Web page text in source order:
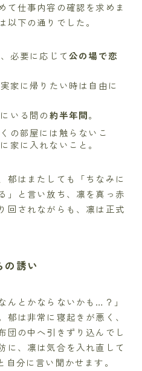
て仕事内容の確認を求めま
下の通りでした。
必要に応じて公の場で恋
家に帰りたい時は自由に
いる間の約半年間。
の部屋には触らないこ
家に入れないこと。
郁はまたしても「ちなみに
」と言い放ち、凛を真っ赤
回されながらも、凛は正式
の誘い
んとかならないかも…？」
郁は非常に寝起きが悪く、
団の中へ引きずり込んでし
に、凛は気合を入れ直して
分に言い聞かせます。